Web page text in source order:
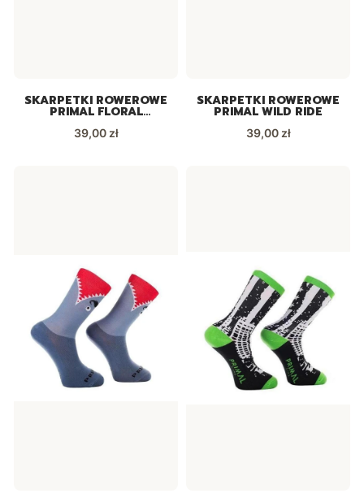
SKARPETKI ROWEROWE
PRIMAL FLORAL
Cena
39,00 zł
SKARPETKI ROWEROWE
PRIMAL WILD RIDE
Cena
39,00 zł